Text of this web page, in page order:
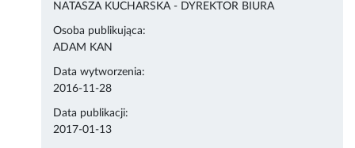
NATASZA KUCHARSKA - DYREKTOR BIURA
Osoba publikująca:
ADAM KAN
Data wytworzenia:
2016-11-28
Data publikacji:
2017-01-13